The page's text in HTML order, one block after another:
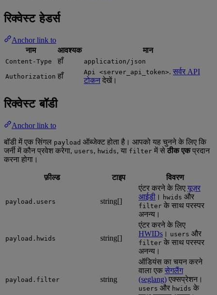
रिक्वेस्ट हेडर्स
Anchor link to
नाम
आवश्यक मान
Content-Type हाँ application/json
Authorization हाँ Api <server_api_token>. सर्वर API
टोकनदेखें।
रिक्वेस्ट बॉडी
Anchor link to
बॉडी में एक सिंगल payload ऑब्जेक्ट होता है। आपको यह चुनने के लिए कि
जर्नी में कौन प्रवेश करेगा, users, hwids, या filter में से ठीक एकप्रदान
करना होगा।
फ़ील्ड टाइप विवरण
payload.users string[]
एंटर करने के लिए यूज़र
आईडी । hwids और
filter के साथ परस्पर
अनन्य।
payload.hwids string[]
एंटर करने के लिए
HWIDs । users और
filter के साथ परस्पर
अनन्य।
payload.filter string
ऑडियंस का चयन करने
वाला एक सेगलैंग
(seglang) एक्सप्रेशन।
users और hwids के